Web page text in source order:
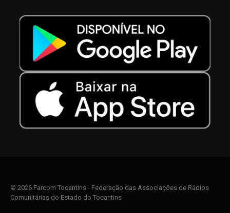
© 2026 Farcom Tocantins - Federação das Associações de Rádios
Comunitárias do Estado do Tocantins